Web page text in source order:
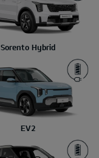
Sorento Hybrid
EV2